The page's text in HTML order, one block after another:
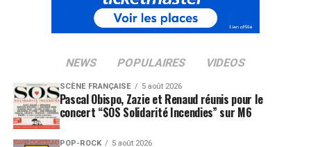
NEWS POPULAIRES VIDEOS
SCÈNE FRANÇAISE 5 août 2026
Pascal Obispo, Zazie et Renaud réunis pour le
concert “SOS Solidarité Incendies” sur M6
POP-ROCK 5 août 2026